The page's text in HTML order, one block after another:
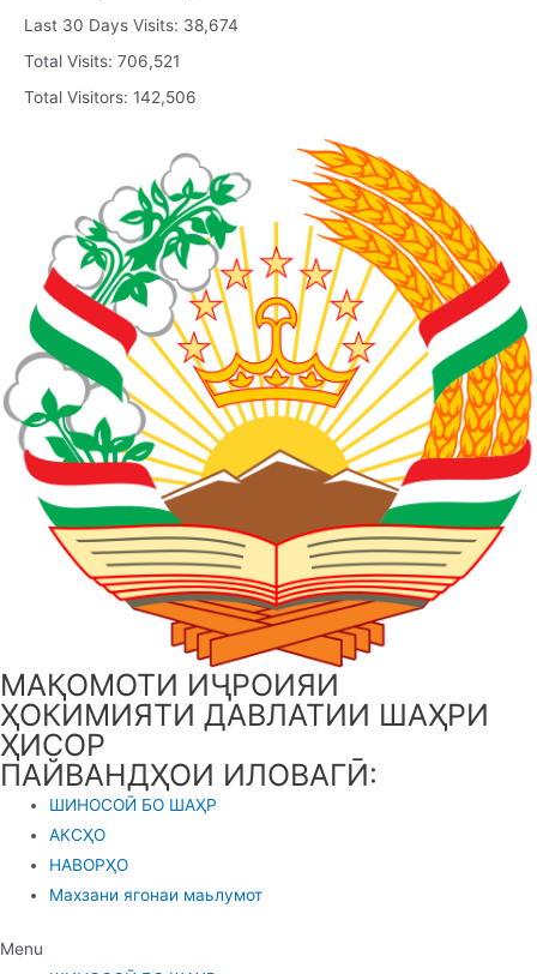
Last 30 Days Visits: 38,674
Total Visits: 706,521
Total Visitors: 142,506
МАҚОМОТИ ИҶРОИЯИ
ҲОКИМИЯТИ ДАВЛАТИИ ШАҲРИ
ҲИСОР
ПАЙВАНДҲОИ ИЛОВАГӢ:
ШИНОСОӢ БО ШАҲР
АКСҲО
НАВОРҲО
Махзани ягонаи маьлумот
Menu